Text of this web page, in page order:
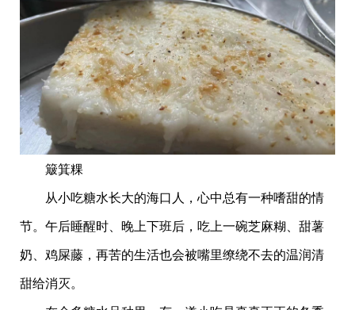
簸箕粿
从小吃糖水长大的海口人，心中总有一种嗜甜的情
节。午后睡醒时、晚上下班后，吃上一碗芝麻糊、甜薯
奶、鸡屎藤，再苦的生活也会被嘴里缭绕不去的温润清
甜给消灭。